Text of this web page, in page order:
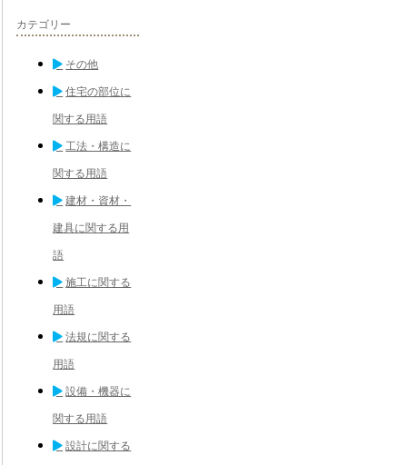
カテゴリー
その他
住宅の部位に
関する用語
工法・構造に
関する用語
建材・資材・
建具に関する用
語
施工に関する
用語
法規に関する
用語
設備・機器に
関する用語
設計に関する